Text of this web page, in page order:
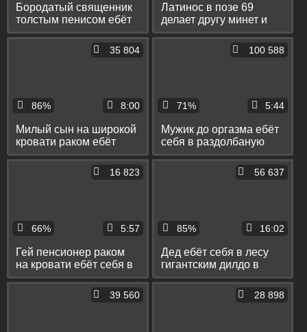
Бородатый священник
толстым пенисом ебёт
парня в классической
Латинос в позе 69
делает другу минет и
ануслинг и ебёт его в
крепкую задницу
86%
35 804
8:00
Милый сын на широкой
кровати раком ебёт
бородатого папу в тугой
71%
100 588
5:44
Мужик до оргазма ебёт
себя в раздолбаную
жопу пальцами и дилдо
и ест свою сперму
66%
16 823
5:57
Гей пенсионер раком
на кровати ебёт себя в
жопу дилдо и при этом
85%
56 637
16:02
Дед ебёт себя в лесу
гигантским дилдо в
анус и дрочит свой
39 560 28 898